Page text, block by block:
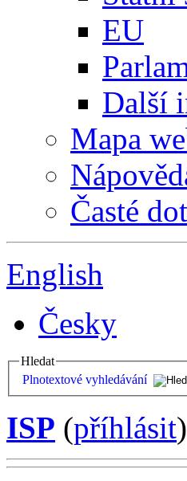
EU
Další
Mapa
Časté
English
Česky
Hledat
Plnotextové vyhledávání
ISP (příhlásit)